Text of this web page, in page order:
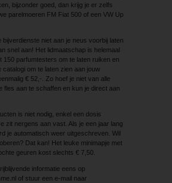
bijzonder goed, dan krijg je er zelfs
parelmoeren FM Fiat 500 of een VW Up
bijverdienste niet aan je neus voorbij laten
snel aan! Het lidmaatschap is helemaal
150 parfumtesters om te laten ruiken en
catalogi om te laten zien aan jouw
€ 52,-. Zo hoef je niet van alle
fles aan te schaffen en kun je direct aan
is niet nodig, enkel een dosis
zit nergens aan vast. Als je een jaar lang
je automatisch weer uitgeschreven. Wil
Dat kan! Het leuke minimapje met
geuren kost slechts € 7,50.
informatie eens op
of stuur een e-mail naar